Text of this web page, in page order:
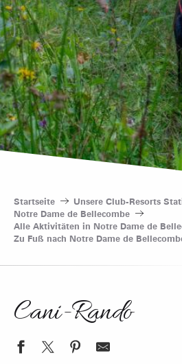
Startseite
Unsere Club-Resorts
Notre Dame de Bellecombe
Alle Aktivitäten in Notre Dame de
Zu Fuß nach Notre Dame de
Cani-Rando